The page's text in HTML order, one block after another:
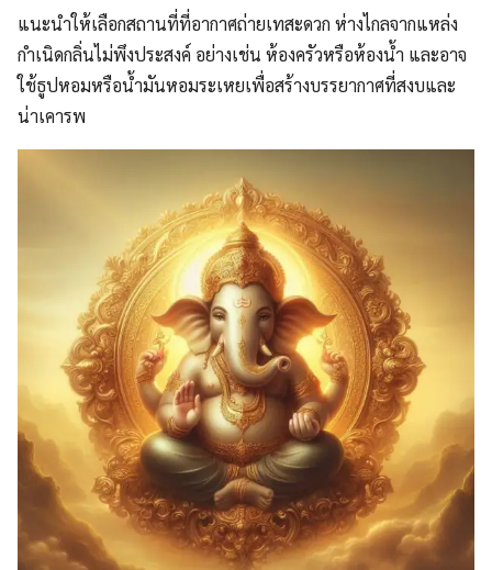
แนะนำให้เลือกสถานที่ที่อากาศถ่ายเทสะดวก ห่างไกลจากแหล่ง
กำเนิดกลิ่นไม่พึงประสงค์ อย่างเช่น ห้องครัวหรือห้องน้ำ และอาจ
ใช้ธูปหอมหรือน้ำมันหอมระเหยเพื่อสร้างบรรยากาศที่สงบและ
น่าเคารพ